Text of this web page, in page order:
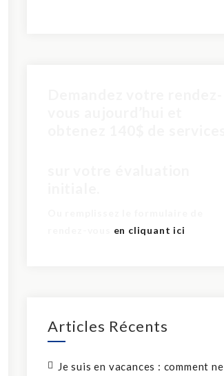
en cliquant ici
Articles Récents
Je suis en vacances : comment ne